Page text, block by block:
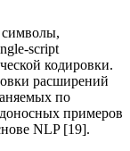
script
кодировки.
расширений
по
примеров
NLP [19].